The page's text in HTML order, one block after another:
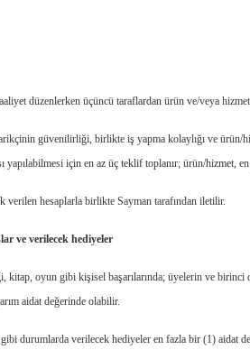
düzenlerken üçüncü taraflardan ürün ve/veya
güvenilirliği, birlikte iş yapma kolaylığı ve ürün/
için en az üç teklif toplanır; ürün/hizmet,
hesaplarla birlikte Sayman tarafından iletilir.
ve verilecek hediyeler
oyun gibi kişisel başarılarında; üyelerin ve birinci
aidat değerinde olabilir.
durumlarda verilecek hediyeler en fazla bir (1) aidat